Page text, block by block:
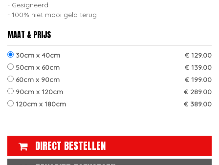
Gesigneerd
100% niet mooi geld terug
MAAT & PRIJS
30cm x 40cm
€ 129.00
50cm x 60cm
€ 139.00
60cm x 90cm
€ 199.00
90cm x 120cm
€ 289.00
120cm x 180cm
€ 389.00
DIRECT BESTELLEN